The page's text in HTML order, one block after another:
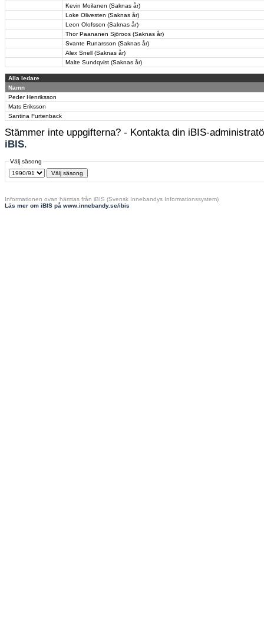
Kevin Moilanen (Saknas år)
Loke Olivesten (Saknas år)
Leon Olofsson (Saknas år)
Thor Paananen Sjöroos (Saknas år)
Svante Runarsson (Saknas år)
Alex Snell (Saknas år)
Malte Sundqvist (Saknas år)
Alla ledare
Namn
Peder Henriksson
Mats Eriksson
Santina Furtenback
Stämmer inte uppgifterna? - Kontakta din iBIS-
iBIS.
Välj säsong
Informationen ovan hämtas från iBIS (Svensk Innebandys Informationssystem)
Läs mer om iBIS på www.innebandy.se/ibis